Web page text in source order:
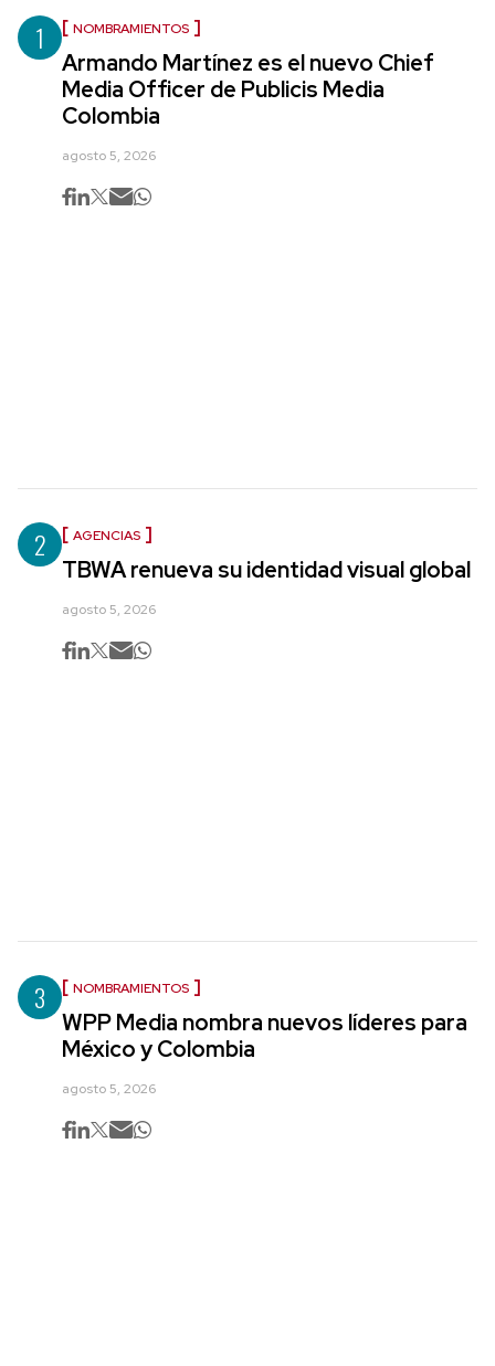
1 NOMBRAMIENTOS
Armando Martínez es el nuevo Chief
Media Officer de Publicis Media
Colombia
agosto 5, 2026
2 AGENCIAS
TBWA renueva su identidad visual global
agosto 5, 2026
3 NOMBRAMIENTOS
WPP Media nombra nuevos líderes para
México y Colombia
agosto 5, 2026